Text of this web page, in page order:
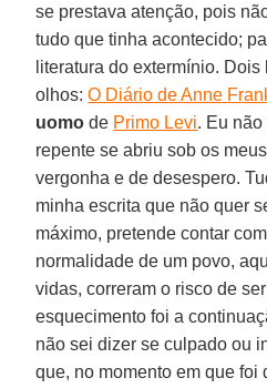
se prestava atenção, pois
tudo que tinha acontecido;
literatura do extermínio.
olhos:O Diário de Anne
uomo de Primo Levi. Eu
repente se abriu sob os
vergonha e de desespero.
minha escrita que não quer
máximo, pretende contar
normalidade de um povo,
vidas, correram o risco de
esquecimento foi a
não sei dizer se culpado ou
que, no momento em que foi